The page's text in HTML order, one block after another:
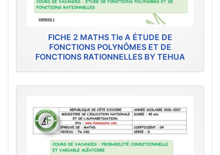
FICHE 2 MATHS Tle A ÉTUDE DE
FONCTIONS POLYNÔMES ET DE
FONCTIONS RATIONNELLES BY TEHUA